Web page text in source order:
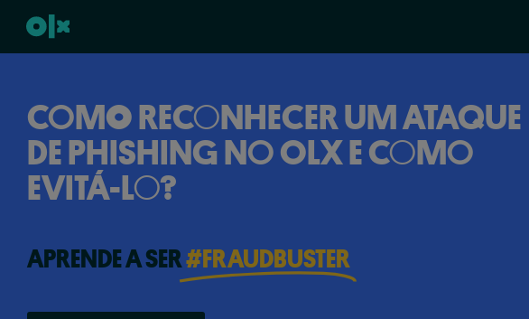
COMO RECONHECER UM ATAQUE
DE PHISHING NO OLX E COMO
EVITÁ-LO?
APRENDE A SER#FRAUDBUSTER